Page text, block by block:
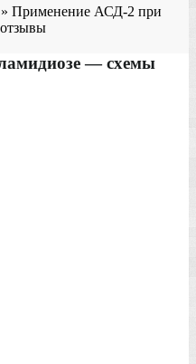
» Применение АСД-2 при
— схемы